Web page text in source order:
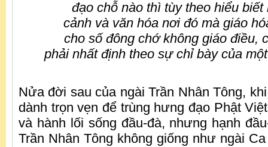
đạo chỗ nào thì tùy theo hiểu
cảnh và văn hóa nơi đó mà giáo
cho số đông chớ không giáo điều,
phải nhất định theo sự chỉ bày của
Nửa đời sau của ngài Trần Nhân Tông,
dành trọn vẹn để trùng hưng đạo Phật
và hành lối sống đầu-đà, nhưng hạnh
Trần Nhân Tông không giống như ngài